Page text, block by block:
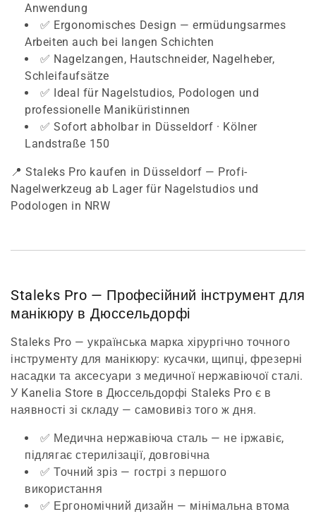
Anwendung
✅ Ergonomisches Design — ermüdungsarmes
Arbeiten auch bei langen Schichten
✅ Nagelzangen, Hautschneider, Nagelheber,
Schleifaufsätze
✅ Ideal für Nagelstudios, Podologen und
professionelle Maniküristinnen
✅ Sofort abholbar in Düsseldorf · Kölner
Landstraße 150
📍 Staleks Pro kaufen in Düsseldorf — Profi-
Nagelwerkzeug ab Lager für Nagelstudios und
Podologen in NRW
Staleks Pro — Професійний інструмент для
манікюру в Дюссельдорфі
Staleks Pro — українська марка хірургічно точного
інструменту для манікюру: кусачки, щипці, фрезерні
насадки та аксесуари з медичної нержавіючої сталі.
У Kanelia Store в Дюссельдорфі Staleks Pro є в
наявності зі складу — самовивіз того ж дня.
✅ Медична нержавіюча сталь — не іржавіє,
підлягає стерилізації, довговічна
✅ Точний зріз — гострі з першого
використання
✅ Ергономічний дизайн — мінімальна втома